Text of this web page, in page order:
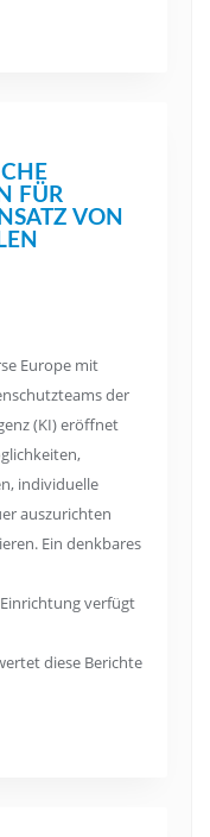
FÜR
VON
Europe mit
der
(KI) eröffnet
individuelle
auszurichten
Ein denkbares
verfügt
diese Berichte